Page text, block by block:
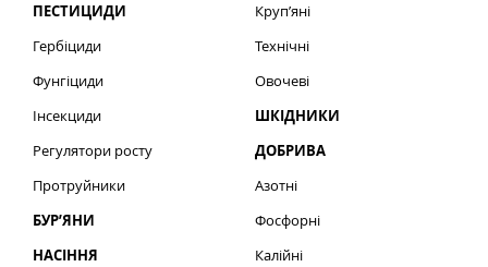
ПЕСТИЦИДИ
Гербіциди
Фунгіциди
Інсекциди
Регулятори росту
Протруйники
БУР’ЯНИ
НАСІННЯ
Круп’яні
Технічні
Овочеві
ШКІДНИКИ
ДОБРИВА
Азотні
Фосфорні
Калійні